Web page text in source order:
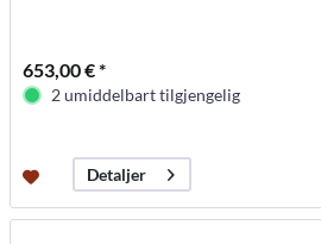
653,00 € *
2 umiddelbart tilgjengelig
Detaljer